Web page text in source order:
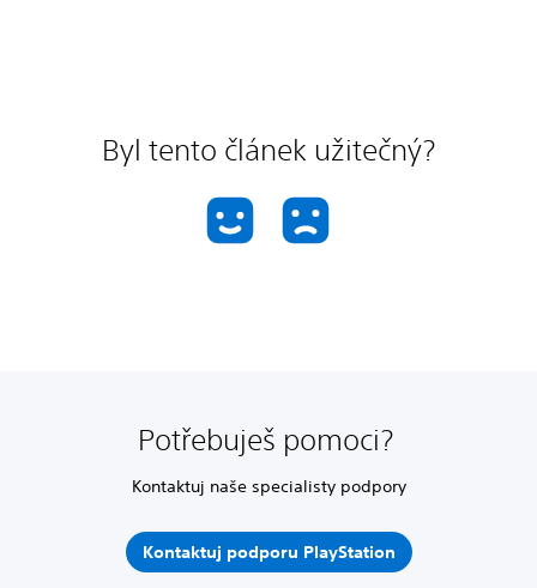
Byl tento článek užitečný?
Potřebuješ pomoci?
Kontaktuj naše specialisty podpory
Kontaktuj podporu PlayStation